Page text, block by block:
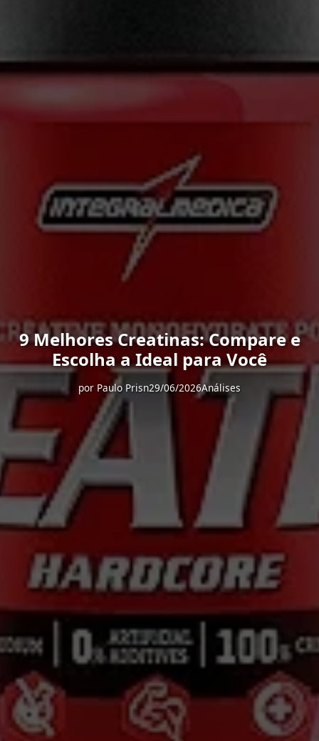
9 Melhores Creatinas: Compare e
Escolha a Ideal para Você
por Paulo Prisn29/06/2026Análises